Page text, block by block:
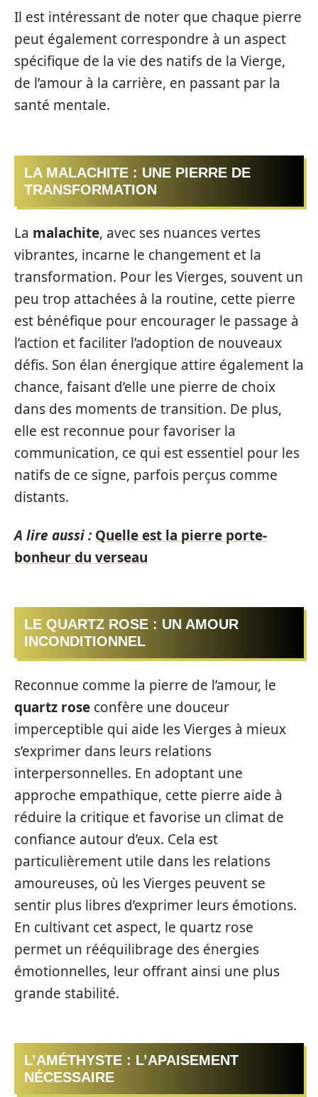
Il est intéressant de noter que chaque pierre
peut également correspondre à un aspect
spécifique de la vie des natifs de la Vierge,
de l’amour à la carrière, en passant par la
santé mentale.
LA MALACHITE : UNE PIERRE DE
TRANSFORMATION
La malachite, avec ses nuances vertes
vibrantes, incarne le changement et la
transformation. Pour les Vierges, souvent un
peu trop attachées à la routine, cette pierre
est bénéfique pour encourager le passage à
l’action et faciliter l’adoption de nouveaux
défis. Son élan énergique attire également la
chance, faisant d’elle une pierre de choix
dans des moments de transition. De plus,
elle est reconnue pour favoriser la
communication, ce qui est essentiel pour les
natifs de ce signe, parfois perçus comme
distants.
A lire aussi : Quelle est la pierre porte-
bonheur du verseau
LE QUARTZ ROSE : UN AMOUR
INCONDITIONNEL
Reconnue comme la pierre de l’amour, le
quartz rose confère une douceur
imperceptible qui aide les Vierges à mieux
s’exprimer dans leurs relations
interpersonnelles. En adoptant une
approche empathique, cette pierre aide à
réduire la critique et favorise un climat de
confiance autour d’eux. Cela est
particulièrement utile dans les relations
amoureuses, où les Vierges peuvent se
sentir plus libres d’exprimer leurs émotions.
En cultivant cet aspect, le quartz rose
permet un rééquilibrage des énergies
émotionnelles, leur offrant ainsi une plus
grande stabilité.
L’AMÉTHYSTE : L’APAISEMENT
NÉCESSAIRE